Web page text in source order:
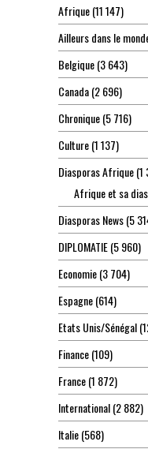
Afrique(11 147)
Ailleurs dans le
Belgique(3 643)
Canada(2 696)
Chronique(5 716)
Culture(1 137)
Diasporas Afrique(1
Afrique et sa
Diasporas News(5
DIPLOMATIE(5 960)
Economie(3 704)
Espagne(614)
Etats Unis/Sénégal
Finance(109)
France(1 872)
International(2 882)
Italie(568)